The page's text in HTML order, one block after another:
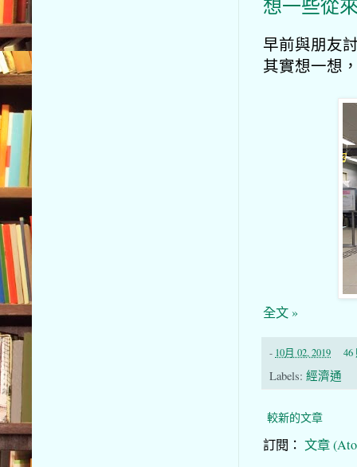
想一些從
早前與朋友
其實想一想
全文 »
- 10月 02, 2019
Labels: 經濟通
較新的文章
訂閱： 文章